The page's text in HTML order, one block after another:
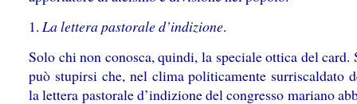
1. La lettera pastorale d’indizione.
Solo chi non conosca, quindi, la speciale ottica del card.
può stupirsi che, nel clima politicamente surriscaldato
la lettera pastorale d’indizione del congresso mariano